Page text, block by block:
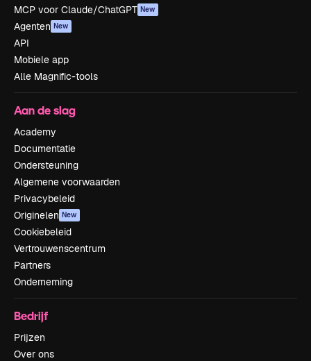
MCP voor Claude/ChatGPT New
Agenten New
API
Mobiele app
Alle Magnific-tools
Aan de slag
Academy
Documentatie
Ondersteuning
Algemene voorwaarden
Privacybeleid
Originelen New
Cookiebeleid
Vertrouwenscentrum
Partners
Onderneming
Bedrijf
Prijzen
Over ons